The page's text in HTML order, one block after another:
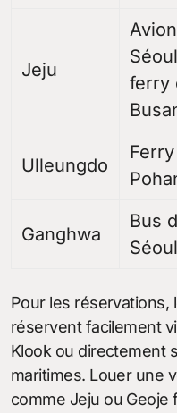
Jeju
ferry
Ulleungdo
Ganghwa
Bus
Pour les réservations,
réservent facilement
Klook ou directement
maritimes. Louer une
comme Jeju ou Geoje